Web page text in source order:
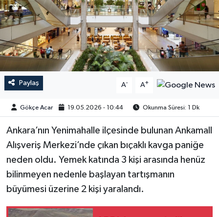
Paylaş A- A+
Gökçe Acar 19.05.2026 - 10:44 Okunma Süresi: 1 Dk
Ankara’nın Yenimahalle ilçesinde bulunan Ankamall
Alışveriş Merkezi’nde çıkan bıçaklı kavga paniğe
neden oldu. Yemek katında 3 kişi arasında henüz
bilinmeyen nedenle başlayan tartışmanın
büyümesi üzerine 2 kişi yaralandı.